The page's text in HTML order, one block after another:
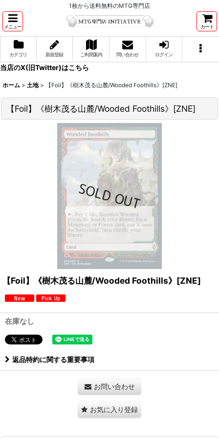
1枚から送料無料のMTG専門店
メニュー カート
カテゴリ 新規登録 ご利用案内 問い合わせ ログイン
当店のX(旧Twitter)はこちら
ホーム > 土地 > 【Foil】《樹木茂る山麓/Wooded Foothills》[ZNE]
【Foil】《樹木茂る山麓/Wooded Foothills》[ZNE]
【Foil】《樹木茂る山麓/Wooded Foothills》[ZNE]
在庫なし
返品特約に関する重要事項
お問い合わせ
お気に入り登録